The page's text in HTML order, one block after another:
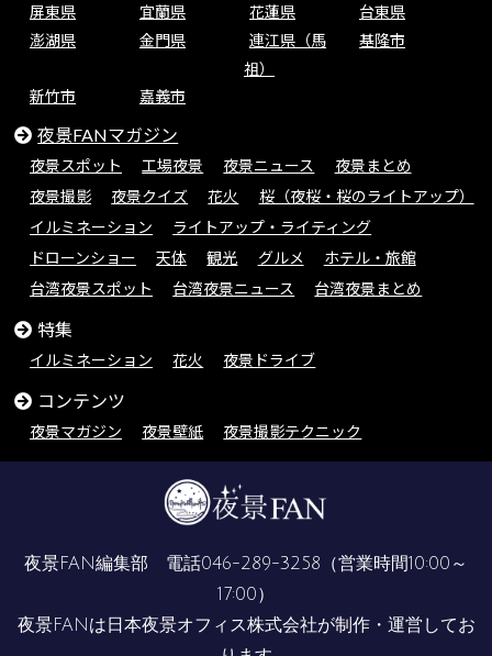
屏東県
宜蘭県 花蓮県
台東県
澎湖県
金門県
連江県（馬
祖）
基隆市
新竹市 嘉義市
夜景FANマガジン
夜景スポット 工場夜景 夜景ニュース
夜景まとめ
夜景撮影
夜景クイズ 花火
桜（夜桜・桜のライトアップ）
イルミネーション
ライトアップ・ライティング
ドローンショー
天体 観光 グルメ
ホテル・旅館
台湾夜景スポット
台湾夜景ニュース 台湾夜景まとめ
特集
イルミネーション 花火 夜景ドライブ
コンテンツ
夜景マガジン 夜景壁紙 夜景撮影テクニック
夜景FAN編集部 電話046-289-3258 （営業時間10:00～
17:00）
夜景FANは 日本夜景オフィス株式会社が制作・運営してお